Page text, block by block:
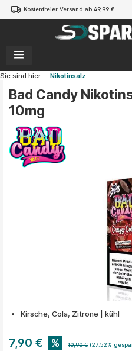
springen
Kostenfreier Versand ab 49,99 €
Sie sind hier: Nikotinsalz
Bad Candy
10mg
Kirsche, Cola, Zitrone | kühl
7,90 € % 10,90 € (27.52%